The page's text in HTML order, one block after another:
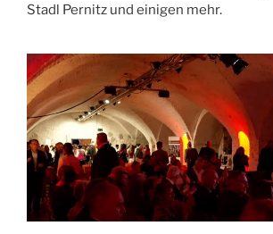
Stadl Pernitz und einigen mehr.